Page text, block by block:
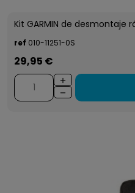
Kit GARMIN de desmontaje
ref 010-11251-0S
29,95 €